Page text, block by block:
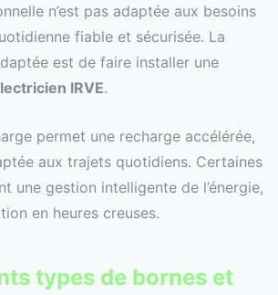
n’est pas adaptée aux besoins
fiable et sécurisée. La
est de faire installer une
IRVE.
permet une recharge accélérée,
aux trajets quotidiens. Certaines
une gestion intelligente de l’énergie,
en heures creuses.
types de bornes et